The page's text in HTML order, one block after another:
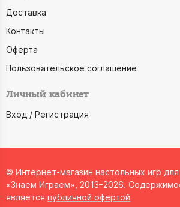
Доставка
Контакты
Оферта
Пользовательское соглашение
Личный кабинет
Вход / Регистрация
© Интернет-магазин настольных игр
«Знаем Играем», 2013–2026.
является публичной офертой